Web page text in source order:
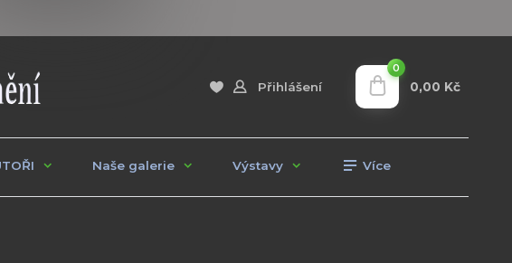
Přihlášení
0
0,00 Kč
Naše galerie Výstavy Více